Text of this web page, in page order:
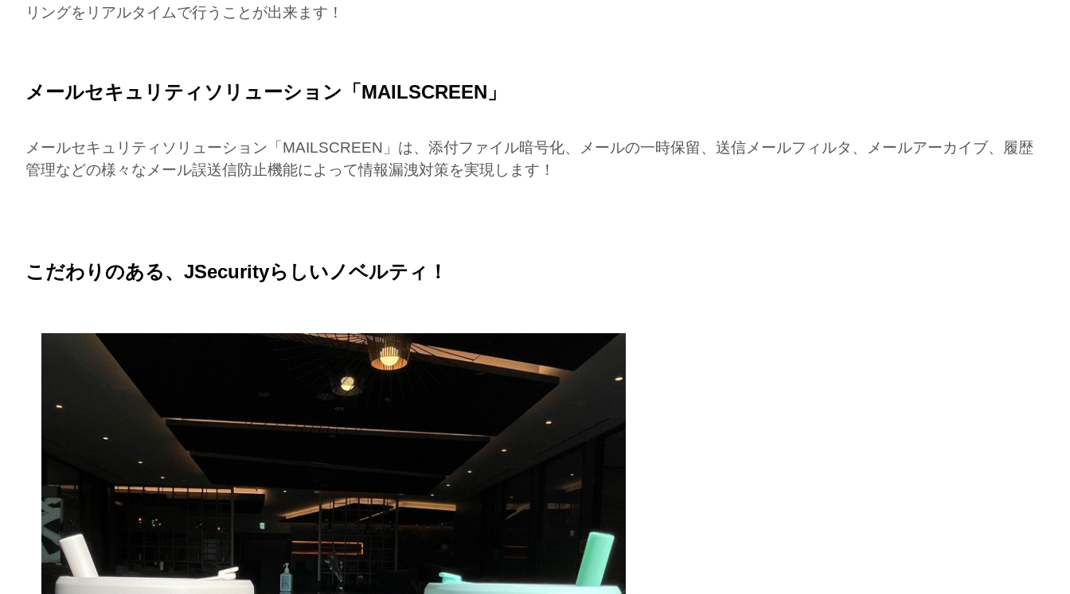
リングをリアルタイムで行うことが出来ます！
メールセキュリティソリューション「MAILSCREEN」
メールセキュリティソリューション「MAILSCREEN」は、添付ファイル暗号化、メールの一時保留、送信メールフィルタ、メールアーカイブ、履歴
管理などの様々なメール誤送信防止機能によって情報漏洩対策を実現します！
こだわりのある、JSecurityらしいノベルティ！